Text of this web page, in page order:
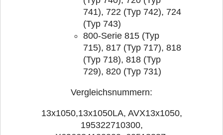
741), 722 (Typ 742), 724
(Typ 743)
800-Serie 815 (Typ
715), 817 (Typ 717), 818
(Typ 718), 818 (Typ
729), 820 (Typ 731)
Vergleichsnummern:
13x1050,13x1050LA, AVX13x1050,
195322710300,